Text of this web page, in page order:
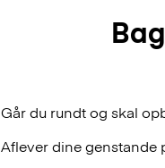
Går du rundt og skal
Aflever dine genstande